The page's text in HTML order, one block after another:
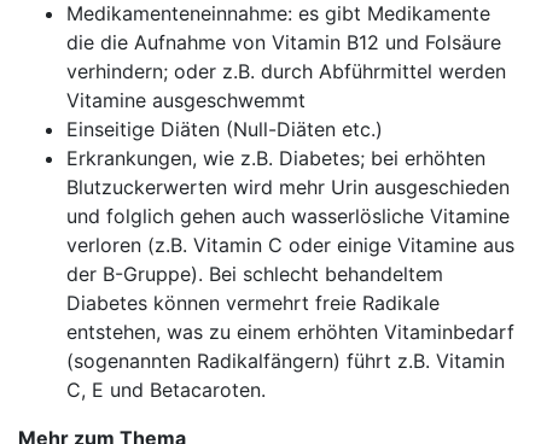
Medikamenteneinnahme: es gibt Medikamente
die die Aufnahme von Vitamin B12 und Folsäure
verhindern; oder z.B. durch Abführmittel werden
Vitamine ausgeschwemmt
Einseitige Diäten (Null-Diäten etc.)
Erkrankungen, wie z.B. Diabetes; bei erhöhten
Blutzuckerwerten wird mehr Urin ausgeschieden
und folglich gehen auch wasserlösliche Vitamine
verloren (z.B. Vitamin C oder einige Vitamine aus
der B-Gruppe). Bei schlecht behandeltem
Diabetes können vermehrt freie Radikale
entstehen, was zu einem erhöhten Vitaminbedarf
(sogenannten Radikalfängern) führt z.B. Vitamin
C, E und Betacaroten.
Mehr zum Thema